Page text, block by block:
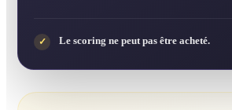
✓ Le scoring ne peut pas être acheté.